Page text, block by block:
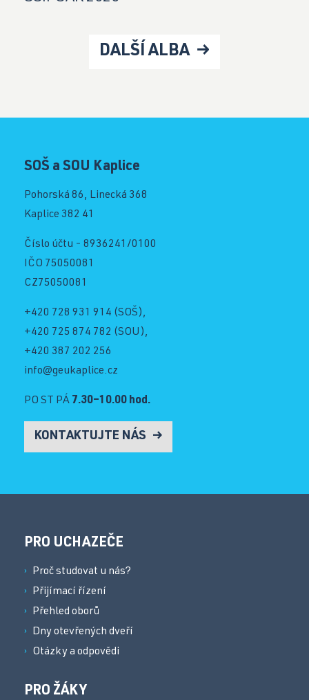
DALŠÍ ALBA
SOŠ a SOU Kaplice
Pohorská 86, Linecká 368
Kaplice 382 41
Číslo účtu - 8936241/0100
IČO 75050081
CZ75050081
+420 728 931 914 (SOŠ),
+420 725 874 782 (SOU),
+420 387 202 256
info@geukaplice.cz
PO ST PÁ 7.30–10.00 hod.
KONTAKTUJTE NÁS
PRO UCHAZEČE
Proč studovat u nás?
Přijímací řízení
Přehled oborů
Dny otevřených dveří
Otázky a odpovědi
PRO ŽÁKY